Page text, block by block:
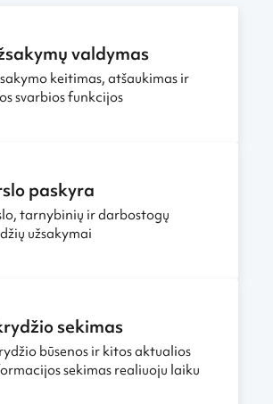
valdymas
keitimas, atšaukimas ir
svarbios funkcijos
paskyra
tarnybinių ir darbostogų
užsakymai
sekimas
būsenos ir kitos aktualios
sekimas realiuoju laiku